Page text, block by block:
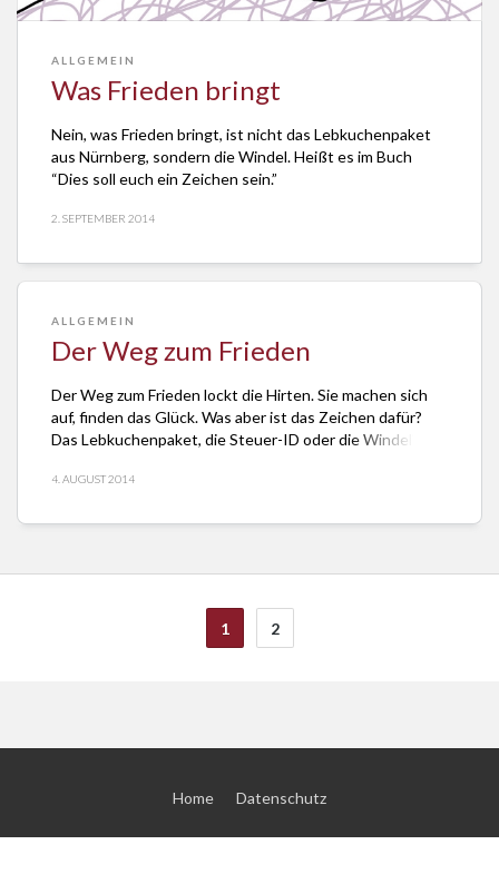
ALLGEMEIN
Was Frieden bringt
Nein, was Frieden bringt, ist nicht das Lebkuchenpaket
aus Nürnberg, sondern die Windel. Heißt es im Buch
“Dies soll euch ein Zeichen sein.”
2. SEPTEMBER 2014
ALLGEMEIN
Der Weg zum Frieden
Der Weg zum Frieden lockt die Hirten. Sie machen sich
auf, finden das Glück. Was aber ist das Zeichen dafür?
Das Lebkuchenpaket, die Steuer-ID oder die Windel?
4. AUGUST 2014
1 2
Home Datenschutz